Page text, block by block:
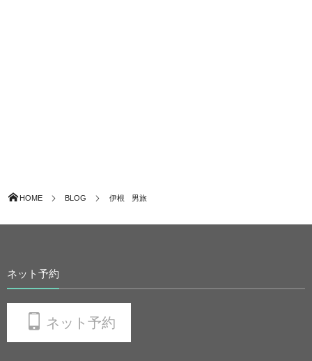
HOME BLOG 伊根 男旅
ネット予約
ネット予約